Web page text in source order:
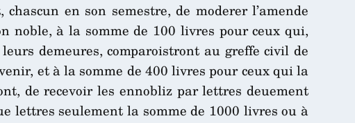
en son semestre, de moderer l’amende
noble, à la somme de 100 livres pour ceux qui,
demeures, comparoistront au greffe civil de
et à la somme de 400 livres pour ceux qui la
de recevoir les ennobliz par lettres deuement
lettres seulement la somme de 1000 livres ou à